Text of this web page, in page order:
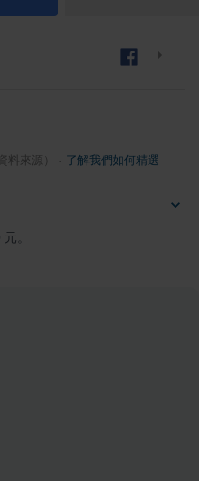
料來源） 了解我們如何精選
。